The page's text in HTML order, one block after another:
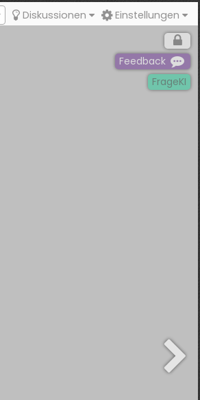
Diskussionen Einstellungen
Feedback
FrageKI